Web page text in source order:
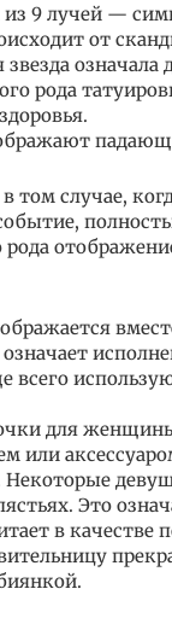
из 9 лучей —
от
означала
рода
том случае,
рода
всего
для
или
Некоторые
Это
в качестве